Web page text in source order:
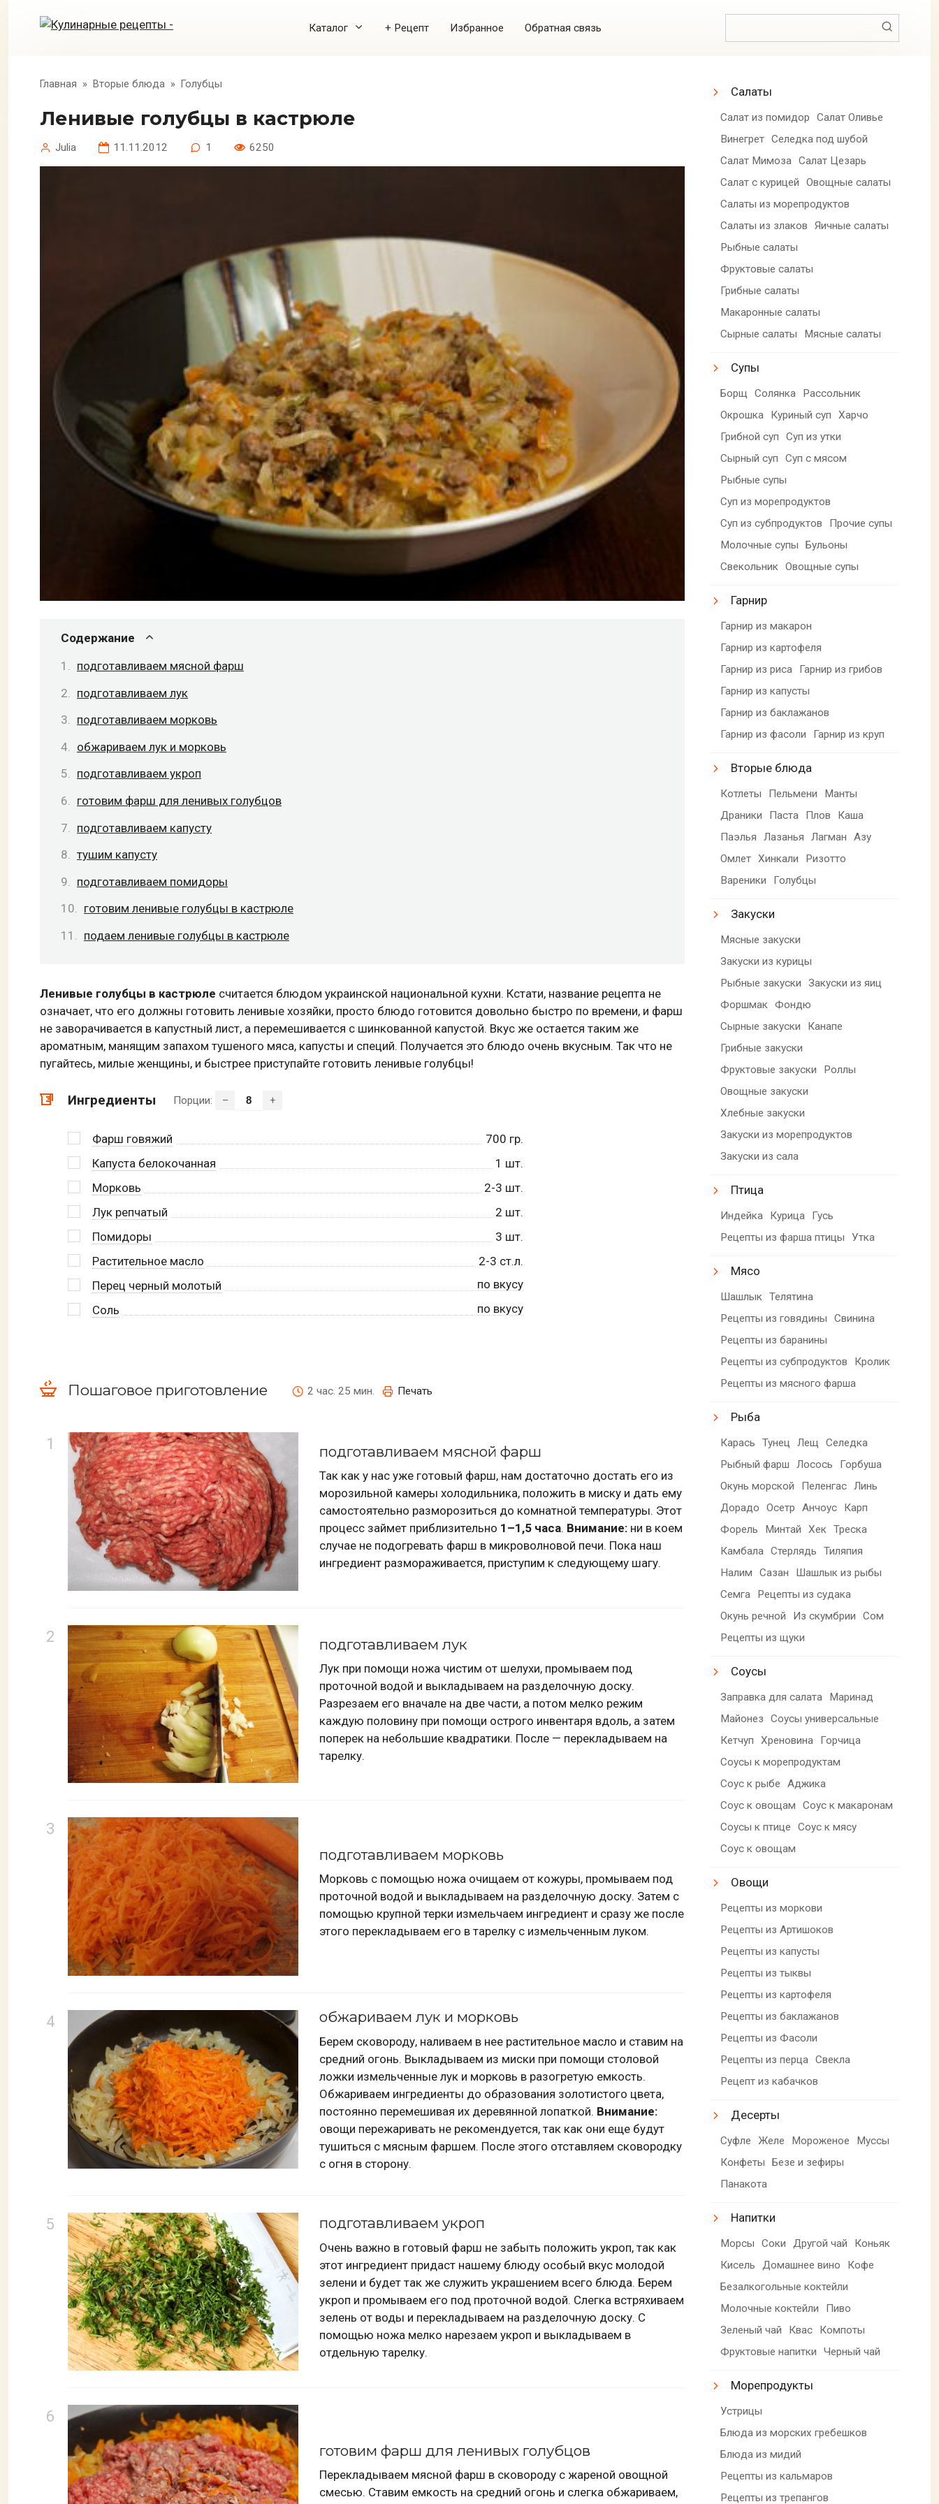
Каталог + Рецепт Избранное Обратная связь
Главная » Вторые блюда » Голубцы
Ленивые голубцы в кастрюле
Julia 11.11.2012 1 6250
Содержание
подготавливаем мясной фарш
подготавливаем лук
подготавливаем морковь
обжариваем лук и морковь
подготавливаем укроп
готовим фарш для ленивых голубцов
подготавливаем капусту
тушим капусту
подготавливаем помидоры
готовим ленивые голубцы в кастрюле
подаем ленивые голубцы в кастрюле
Ленивые голубцы в кастрюле считается блюдом украинской национальной кухни. Кстати, название рецепта не
означает, что его должны готовить ленивые хозяйки, просто блюдо готовится довольно быстро по времени, и фарш
не заворачивается в капустный лист, а перемешивается с шинкованной капустой. Вкус же остается таким же
ароматным, манящим запахом тушеного мяса, капусты и специй. Получается это блюдо очень вкусным. Так что не
пугайтесь, милые женщины, и быстрее приступайте готовить ленивые голубцы!
Ингредиенты Порции: – +
Фарш говяжий 700 гр.
Капуста белокочанная
1 шт.
Морковь
2-3 шт.
Лук репчатый
2 шт.
Помидоры
3 шт.
Растительное масло
2-3 ст.л.
Перец черный молотый
по вкусу
Соль
по вкусу
Пошаговое приготовление 2 час. 25 мин. Печать
подготавливаем мясной фарш
Так как у нас уже готовый фарш, нам достаточно достать его из
морозильной камеры холодильника, положить в миску и дать ему
самостоятельно разморозиться до комнатной температуры. Этот
процесс займет приблизительно 1–1,5 часа. Внимание: ни в коем
случае не подогревать фарш в микроволновой печи. Пока наш
ингредиент размораживается, приступим к следующему шагу.
подготавливаем лук
Лук при помощи ножа чистим от шелухи, промываем под
проточной водой и выкладываем на разделочную доску.
Разрезаем его вначале на две части, а потом мелко режим
каждую половину при помощи острого инвентаря вдоль, а затем
поперек на небольшие квадратики. После — перекладываем на
тарелку.
подготавливаем морковь
Морковь с помощью ножа очищаем от кожуры, промываем под
проточной водой и выкладываем на разделочную доску. Затем с
помощью крупной терки измельчаем ингредиент и сразу же после
этого перекладываем его в тарелку с измельченным луком.
обжариваем лук и морковь
Берем сковороду, наливаем в нее растительное масло и ставим на
средний огонь. Выкладываем из миски при помощи столовой
ложки измельченные лук и морковь в разогретую емкость.
Обжариваем ингредиенты до образования золотистого цвета,
постоянно перемешивая их деревянной лопаткой. Внимание:
овощи пережаривать не рекомендуется, так как они еще будут
тушиться с мясным фаршем. После этого отставляем сковородку
с огня в сторону.
подготавливаем укроп
Очень важно в готовый фарш не забыть положить укроп, так как
этот ингредиент придаст нашему блюду особый вкус молодой
зелени и будет так же служить украшением всего блюда. Берем
укроп и промываем его под проточной водой. Слегка встряхиваем
зелень от воды и перекладываем на разделочную доску. С
помощью ножа мелко нарезаем укроп и выкладываем в
отдельную тарелку.
готовим фарш для ленивых голубцов
Перекладываем мясной фарш в сковороду с жареной овощной
смесью. Ставим емкость на средний огонь и слегка обжариваем,
Салаты
Салат из помидор
Салат Оливье
Винегрет Селедка под шубой
Салат Мимоза Салат Цезарь
Салат с курицей
Овощные салаты
Салаты из морепродуктов
Салаты из злаков
Яичные салаты
Рыбные салаты
Фруктовые салаты
Грибные салаты
Макаронные салаты
Сырные салаты
Мясные салаты
Супы
Борщ Солянка
Рассольник
Окрошка
Куриный суп
Харчо
Грибной суп
Суп из утки
Сырный суп
Суп с мясом
Рыбные супы
Суп из морепродуктов
Суп из субпродуктов
Прочие супы
Молочные супы
Бульоны
Свекольник Овощные супы
Гарнир
Гарнир из макарон
Гарнир из картофеля
Гарнир из риса
Гарнир из грибов
Гарнир из капусты
Гарнир из баклажанов
Гарнир из фасоли
Гарнир из круп
Вторые блюда
Котлеты Пельмени
Манты
Драники
Паста Плов
Каша
Паэлья
Лазанья Лагман
Азу
Омлет Хинкали
Ризотто
Вареники
Голубцы
Закуски
Мясные закуски
Закуски из курицы
Рыбные закуски
Закуски из яиц
Форшмак Фондю
Сырные закуски
Канапе
Грибные закуски
Фруктовые закуски
Роллы
Овощные закуски
Хлебные закуски
Закуски из морепродуктов
Закуски из сала
Птица
Индейка Курица
Гусь
Рецепты из фарша птицы
Утка
Мясо
Шашлык Телятина
Рецепты из говядины
Свинина
Рецепты из баранины
Рецепты из субпродуктов
Кролик
Рецепты из мясного фарша
Рыба
Карась Тунец Лещ
Селедка
Рыбный фарш
Лосось
Горбуша
Окунь морской
Пеленгас Линь
Дорадо
Осетр Анчоус
Карп
Форель
Минтай Хек Треска
Камбала Стерлядь
Тиляпия
Налим
Сазан
Шашлык из рыбы
Семга
Рецепты из судака
Окунь речной
Из скумбрии
Сом
Рецепты из щуки
Соусы
Заправка для салата
Маринад
Майонез
Соусы универсальные
Кетчуп
Хреновина
Горчица
Соусы к морепродуктам
Соус к рыбе
Аджика
Соус к овощам
Соус к макаронам
Соусы к птице
Соус к мясу
Соус к овощам
Овощи
Рецепты из моркови
Рецепты из Артишоков
Рецепты из капусты
Рецепты из тыквы
Рецепты из картофеля
Рецепты из баклажанов
Рецепты из Фасоли
Рецепты из перца Свекла
Рецепт из кабачков
Десерты
Суфле Желе Мороженое
Муссы
Конфеты
Безе и зефиры
Панакота
Напитки
Морсы Соки Другой чай
Коньяк
Кисель
Домашнее вино
Кофе
Безалкогольные коктейли
Молочные коктейли
Пиво
Зеленый чай
Квас
Компоты
Фруктовые напитки
Черный чай
Морепродукты
Устрицы
Блюда из морских гребешков
Блюда из мидий
Рецепты из кальмаров
Рецепты из трепангов